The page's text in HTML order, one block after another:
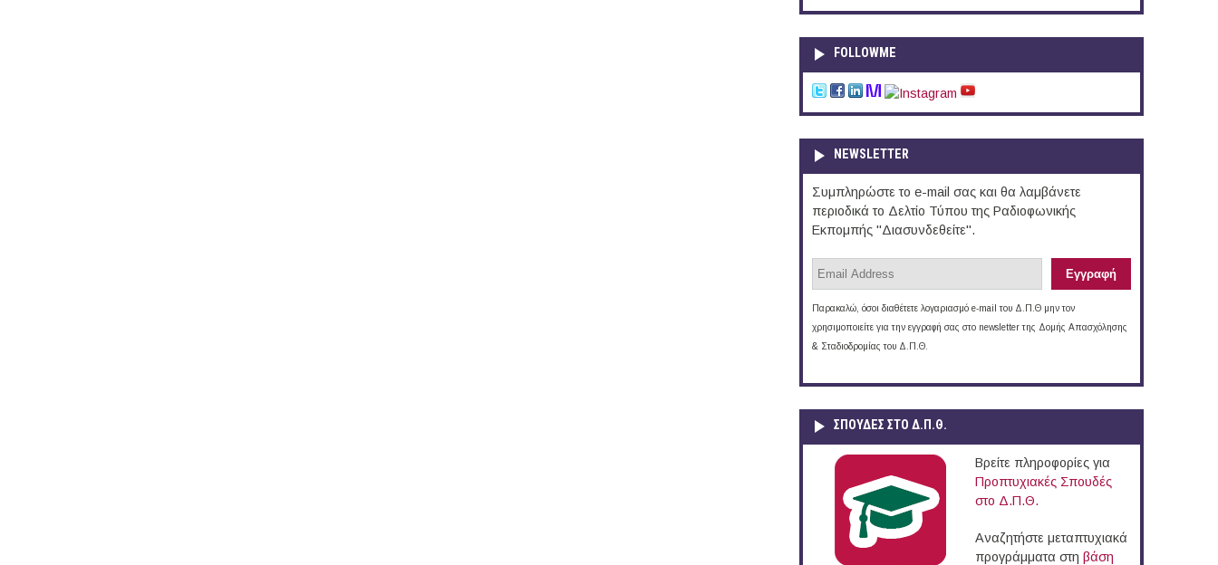
FOLLOWME
NEWSLETTER
Συμπληρώστε το e-mail σας και θα λαμβάνετε
περιοδικά το Δελτίο Τύπου της Ραδιοφωνικής
Εκπομπής "Διασυνδεθείτε".
Παρακαλώ, όσοι διαθέτετε λογαριασμό e-mail του Δ.Π.Θ μην τον
χρησιμοποιείτε για την εγγραφή σας στο newsletter της Δομής Απασχόλησης
& Σταδιοδρομίας του Δ.Π.Θ.
ΣΠΟΥΔΈΣ ΣΤΟ Δ.Π.Θ.
Βρείτε πληροφορίες για
Προπτυχιακές Σπουδές
στο Δ.Π.Θ.
Αναζητήστε μεταπτυχιακά
προγράμματα στη βάση